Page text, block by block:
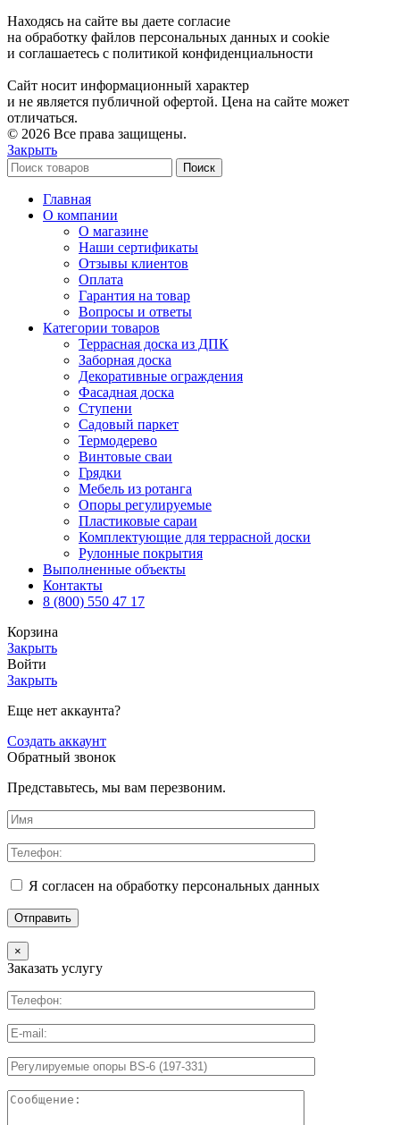
Находясь на сайте вы даете согласие
на обработку файлов персональных данных и cookie
и соглашаетесь с политикой конфиденциальности
Сайт носит информационный характер
и не является публичной офертой. Цена на сайте может
отличаться.
© 2026 Все права защищены.
Закрыть
Поиск
Главная
О компании
О магазине
Наши сертификаты
Отзывы клиентов
Оплата
Гарантия на товар
Вопросы и ответы
Категории товаров
Террасная доска из ДПК
Заборная доска
Декоративные ограждения
Фасадная доска
Ступени
Садовый паркет
Термодерево
Винтовые сваи
Грядки
Мебель из ротанга
Опоры регулируемые
Пластиковые сараи
Комплектующие для террасной доски
Рулонные покрытия
Выполненные объекты
Контакты
8 (800) 550 47 17
Корзина
Закрыть
Войти
Закрыть
Еще нет аккаунта?
Создать аккаунт
Обратный звонок
Представьтесь, мы вам перезвоним.
Я согласен на обработку персональных данных
×
Заказать услугу